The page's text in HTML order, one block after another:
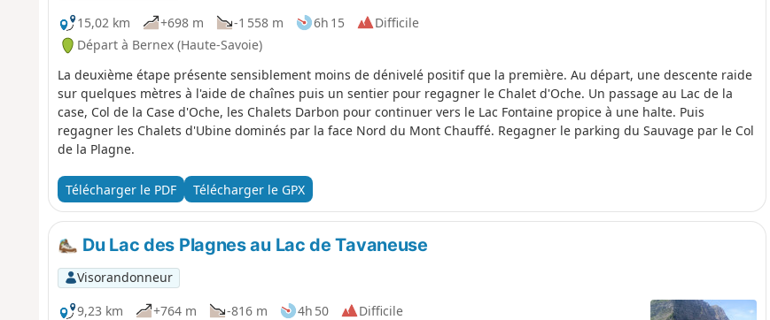
15,02 km
+698 m -1 558 m 6h 15
Difficile
Départ à Bernex (Haute-Savoie)
La deuxième étape présente sensiblement moins de dénivelé positif que la première. Au départ, une descente raide
sur quelques mètres à l'aide de chaînes puis un sentier pour regagner le Chalet d'Oche. Un passage au Lac de la
case, Col de la Case d'Oche, les Chalets Darbon pour continuer vers le Lac Fontaine propice à une halte. Puis
regagner les Chalets d'Ubine dominés par la face Nord du Mont Chauffé. Regagner le parking du Sauvage par le Col
de la Plagne.
Télécharger le PDF Télécharger le GPX
Du Lac des Plagnes au Lac de Tavaneuse
Visorandonneur
9,23 km
+764 m -816 m 4h 50
Difficile